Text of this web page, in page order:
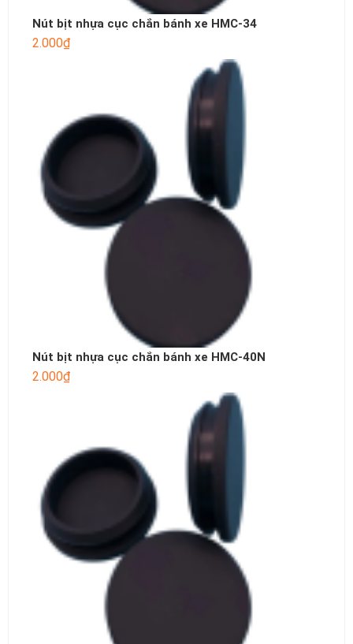
Nút bịt nhựa cục chắn bánh xe HMC-34
2.000₫
Nút bịt nhựa cục chắn bánh xe HMC-40N
2.000₫